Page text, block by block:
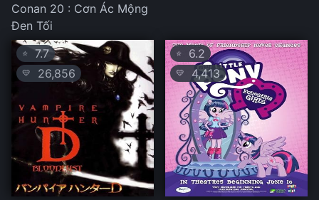
Conan 20 : Cơn Ác Mộng
Đen Tối
⭐ 7.7
💛 26,856
⭐ 6.2
💛 4,413